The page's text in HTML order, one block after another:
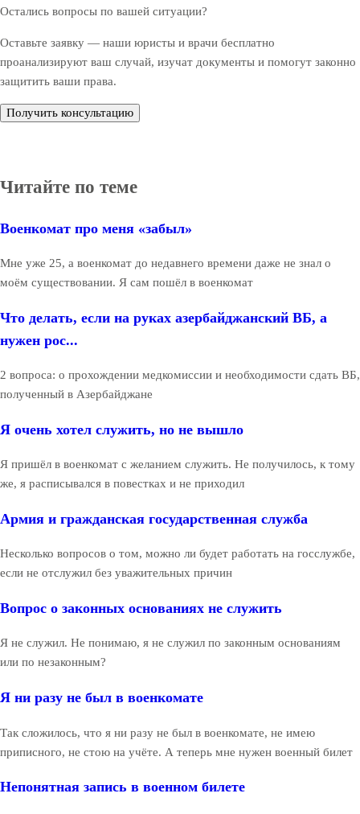
Остались вопросы по вашей ситуации?
Оставьте заявку — наши юристы и врачи бесплатно
проанализируют ваш случай, изучат документы и помогут законно
защитить ваши права.
Получить консультацию
Читайте по теме
Военкомат про меня «забыл»
Мне уже 25, а военкомат до недавнего времени даже не знал о
моём существовании. Я сам пошёл в военкомат
Что делать, если на руках азербайджанский ВБ, а
нужен рос...
2 вопроса: о прохождении медкомиссии и необходимости сдать ВБ,
полученный в Азербайджане
Я очень хотел служить, но не вышло
Я пришёл в военкомат с желанием служить. Не получилось, к тому
же, я расписывался в повестках и не приходил
Армия и гражданская государственная служба
Несколько вопросов о том, можно ли будет работать на госслужбе,
если не отслужил без уважительных причин
Вопрос о законных основаниях не служить
Я не служил. Не понимаю, я не служил по законным основаниям
или по незаконным?
Я ни разу не был в военкомате
Так сложилось, что я ни разу не был в военкомате, не имею
приписного, не стою на учёте. А теперь мне нужен военный билет
Непонятная запись в военном билете